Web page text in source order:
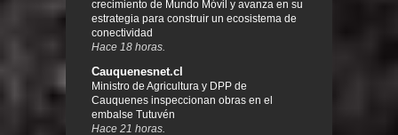
crecimiento de Mundo Móvil y avanza en su
estrategia para construir un ecosistema de
conectividad
Hace 18 horas.
Cauquenesnet.cl
Ministro de Agricultura y DPP de
Cauquenes inspeccionan obras en el
embalse Tutuvén
Hace 21 horas.